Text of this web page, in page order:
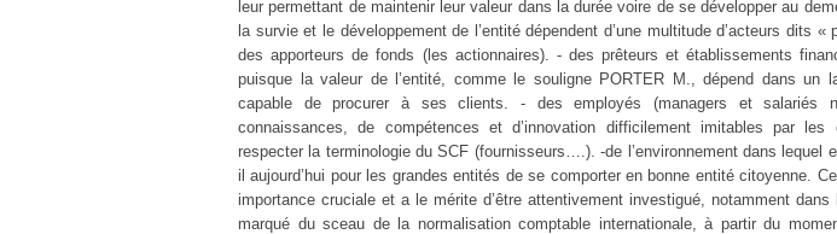
leur permettant de maintenir leur valeur dans la durée voire de se développer au
la survie et le développement de l’entité dépendent d’une multitude d’acteurs dits
des apporteurs de fonds (les actionnaires). - des prêteurs et établissements
puisque la valeur de l’entité, comme le souligne PORTER M., dépend dans un
capable de procurer à ses clients. - des employés (managers et salariés
connaissances, de compétences et d’innovation difficilement imitables par
respecter la terminologie du SCF (fournisseurs….). -de l’environnement dans lequel
il aujourd’hui pour les grandes entités de se comporter en bonne entité citoyenne.
importance cruciale et a le mérite d’être attentivement investigué, notamment dans
marqué du sceau de la normalisation comptable internationale, à partir du